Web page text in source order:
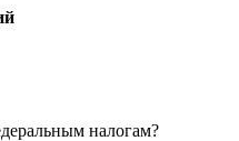
налогам?